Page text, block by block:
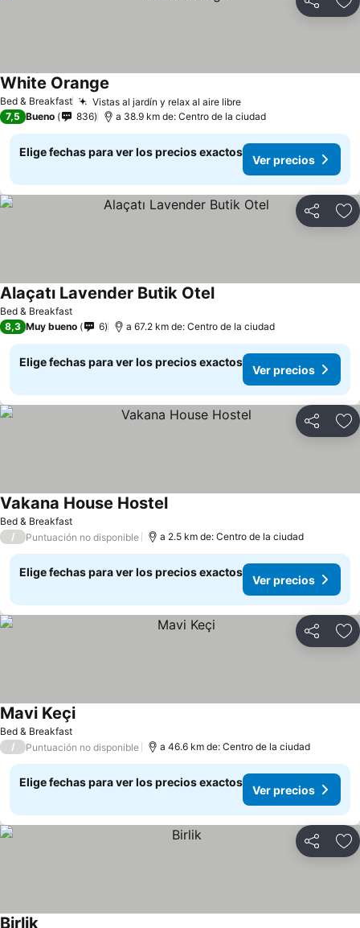
Compartir
Bed & Breakfast Vistas al jardín y relax al aire libre
White Orange
7,5 Bueno 836 a 38.9 km de: Centro de la ciudad
Elige fechas para ver los precios exactos
Ver precios
Compartir
Bed & Breakfast
Alaçatı Lavender Butik Otel
8,3 Muy bueno 6 a 67.2 km de: Centro de la ciudad
Elige fechas para ver los precios exactos
Ver precios
Compartir
Bed & Breakfast
Vakana House Hostel
/ Puntuación no disponible a 2.5 km de: Centro de la ciudad
Elige fechas para ver los precios exactos
Ver precios
Compartir
Bed & Breakfast
Mavi Keçi
/ Puntuación no disponible a 46.6 km de: Centro de la ciudad
Elige fechas para ver los precios exactos
Ver precios
Compartir
Birlik